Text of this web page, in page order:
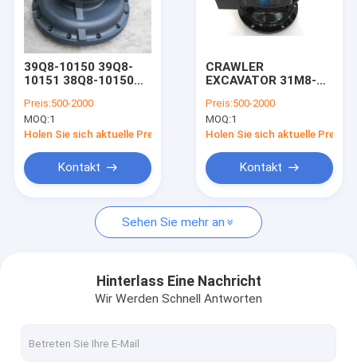
Über uns
Werksbesichtigung
Kontakt mit uns
Neuigkeiten
Bitte um ein Angebot
Getriebe zur Verringerung der Reise des Baggers
Achsantriebsteile für Bagger
39Q8-10150 39Q8-
10151 38Q8-10150
R290LC9MH
R300LC9A 39Q8-
11100 39Q8-11101
11101
SCHWENKMOTOR
Preis:500-2000
MOQ:1
Holen Sie sich aktuelle Preis
Kontakt
CRAWLER
EXCAVATOR 31M8-
31M8-10130 31M8-
10131Swingmotor
für R55-7 R55-7A
RC60-7
Preis:500-2000
MOQ:1
Holen Sie sich aktuelle Preis
Kontakt
Sehen Sie mehr an
Hinterlass Eine Nachricht
Wir Werden Schnell Antworten